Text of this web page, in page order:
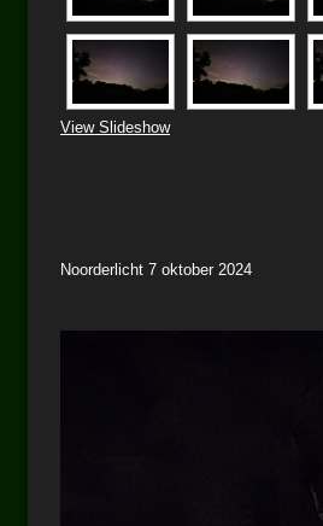
View Slideshow
Noorderlicht 7 oktober 2024